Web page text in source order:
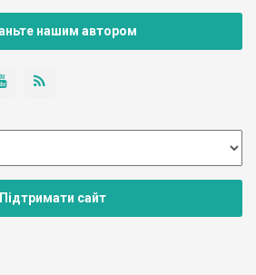
нашим автором
Підтримати сайт